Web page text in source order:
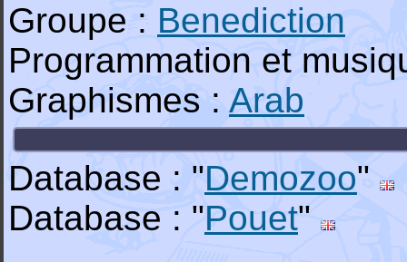
Groupe : Benediction
Programmation et
Graphismes : Arab
Database : "Demozoo"
Database : "Pouet"